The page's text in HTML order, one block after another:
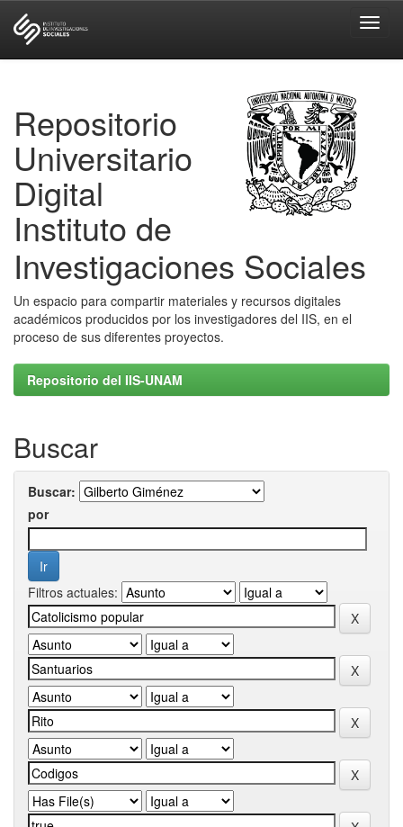
Repositorio
Universitario
Digital
Instituto de
Investigaciones Sociales
Un espacio para compartir materiales y recursos digitales
académicos producidos por los investigadores del IIS, en el
proceso de sus diferentes proyectos.
Repositorio del IIS-UNAM
Buscar
Buscar:
por
Filtros actuales: